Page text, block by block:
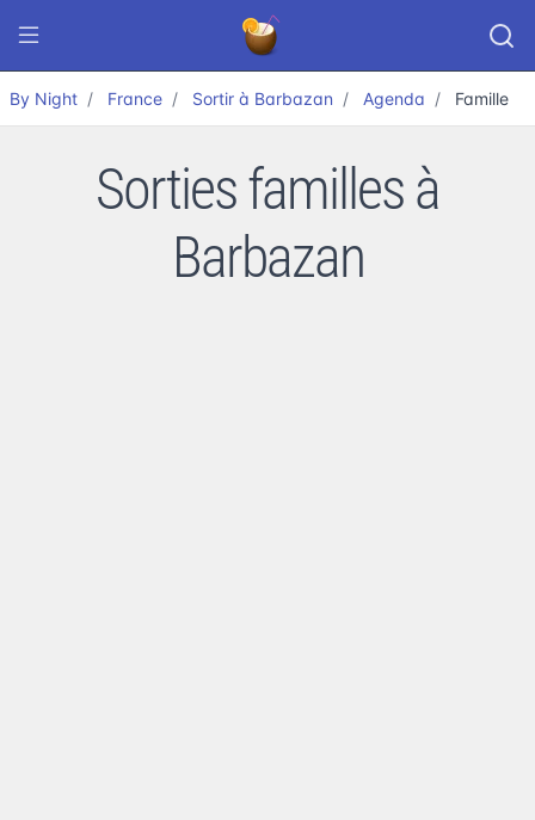
By Night France Sortir à Barbazan Agenda Famille
Sorties familles à
Barbazan